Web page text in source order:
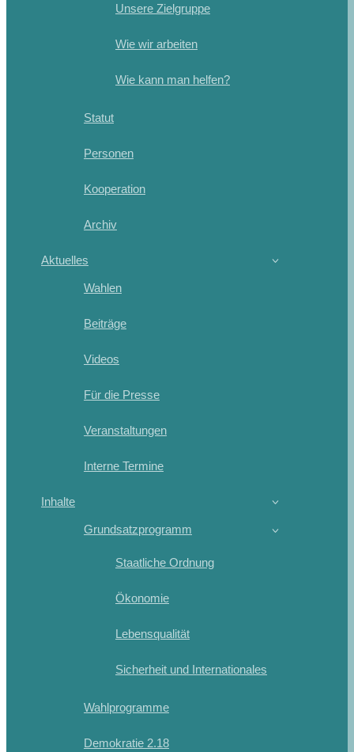
Unsere Zielgruppe
Wie wir arbeiten
Wie kann man helfen?
Statut
Personen
Kooperation
Archiv
Aktuelles
Wahlen
Beiträge
Videos
Für die Presse
Veranstaltungen
Interne Termine
Inhalte
Grundsatzprogramm
Staatliche Ordnung
Ökonomie
Lebensqualität
Sicherheit und Internationales
Wahlprogramme
Demokratie 2.18